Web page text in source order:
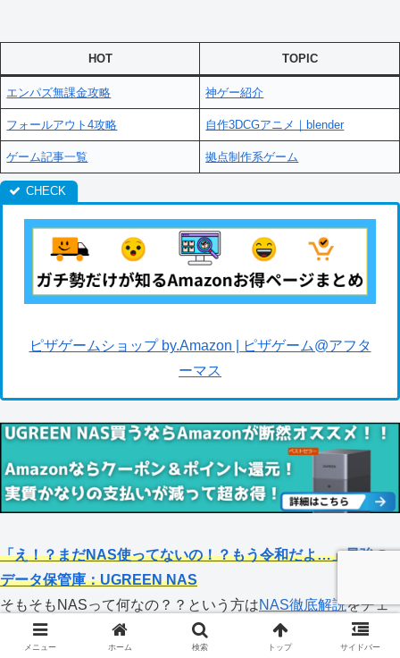
HOT TOPIC
エンパズ無課金攻略 神ゲー紹介
フォールアウト4攻略 自作3DCGアニメ｜blender
ゲーム記事一覧 拠点制作系ゲーム
ピザゲームショップ by.Amazon | ピザゲーム@アフタ
ーマス
「え！？まだNAS使ってないの！？もう令和だよ…」最強の
データ保管庫：UGREEN NAS
そもそもNASって何なの？？という方はNAS徹底解説をチェ
メニュー ホーム 検索 トップ サイドバー